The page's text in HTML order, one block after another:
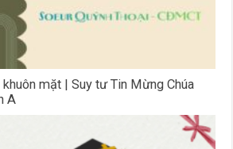
mặt | Suy tư Tin Mừng Chúa
A